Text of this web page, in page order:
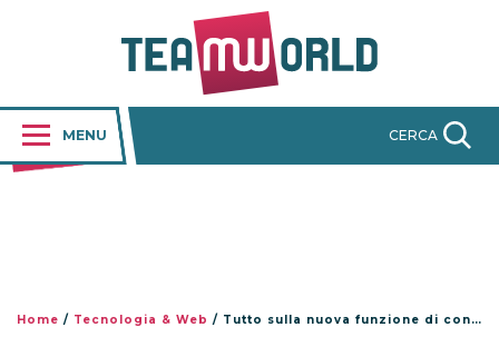
MENU CERCA
Home / Tecnologia & Web / Tutto sulla nuova funzione di condivisione dello schermo su WhatsApp